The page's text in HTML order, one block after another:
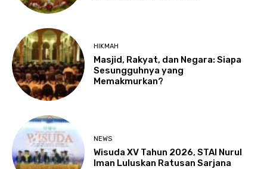
HIKMAH
Masjid, Rakyat, dan Negara: Siapa
Sesungguhnya yang
Memakmurkan?
NEWS
Wisuda XV Tahun 2026, STAI Nurul
Iman Luluskan Ratusan Sarjana